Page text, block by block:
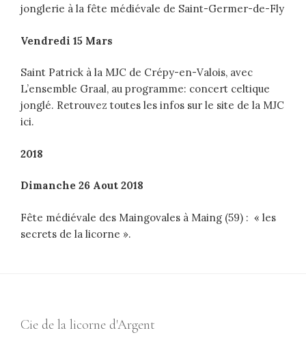
jonglerie à la fête médiévale de Saint-Germer-de-Fly
Vendredi 15 Mars
Saint Patrick à la MJC de Crépy-en-Valois, avec
L’ensemble Graal, au programme: concert celtique
jonglé. Retrouvez toutes les infos sur le site de la MJC
ici.
2018
Dimanche 26 Aout 2018
Fête médiévale des Maingovales à Maing (59) : « les
secrets de la licorne ».
Cie de la licorne d'Argent